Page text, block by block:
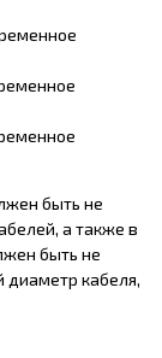
быть не
а также в
быть не
диаметр кабеля,